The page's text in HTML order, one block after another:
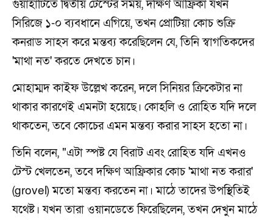
গুয়াহাটিতে দ্বিতীয় টেস্টের সময়, দক্ষিণ আফ্রিকা যখন
সিরিজে ১-০ ব্যবধানে এগিয়ে, তখন প্রোটিয়া কোচ শুক্রি
কনরাড সাহস করে মন্তব্য করেছিলেন যে, তিনি স্বাগতিকদের
'মাথা নত' করতে দেখতে চান।
মোহাম্মদ কাইফ উল্লেখ করেন, দলে সিনিয়র ক্রিকেটার না
থাকার কারণেই এমনটা হয়েছে। কোহলি ও রোহিত যদি দলে
থাকতেন, তবে কোচের এমন মন্তব্য করার সাহস হতো না।
তিনি বলেন, "এটা স্পষ্ট যে বিরাট এবং রোহিত যদি এখনও
টেস্ট খেলতেন, তবে দক্ষিণ আফ্রিকার কোচ 'মাথা নত করার'
(grovel) মতো মন্তব্য করতেন না। মাঠে তাদের উপস্থিতিই
যথেষ্ট। যখন তারা ওয়ানডেতে ফিরেছিলেন, তখন দেখুন মাঠে